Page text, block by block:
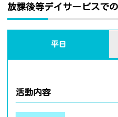
放課後等デイサービスで
平日
活動内容